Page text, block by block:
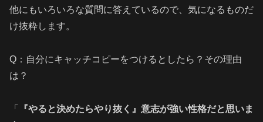
他にもいろいろな質問に答えているので、気になるものだ
け抜粋します。
Q：自分にキャッチコピーをつけるとしたら？その理由
は？
「
『やると決めたらやり抜く』意志が強い性格だと思いま